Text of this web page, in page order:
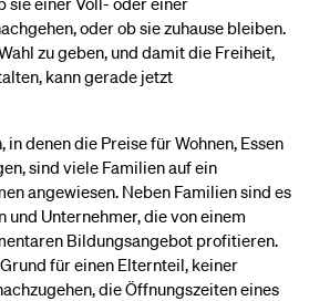
oder ob sie zuhause bleiben.
zu geben, und damit die Freiheit,
kann gerade jetzt
denen die Preise für Wohnen, Essen
sind viele Familien auf ein
angewiesen. Neben Familien sind es
und Unternehmer, die von einem
Bildungsangebot profitieren.
für einen Elternteil, keiner
die Öffnungszeiten eines